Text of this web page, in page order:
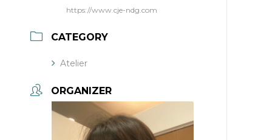
https://www.cje-ndg.com
CATEGORY
Atelier
ORGANIZER